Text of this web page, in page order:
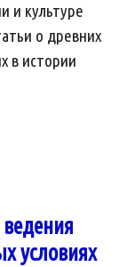
и культуре
о древних
в истории
условиях